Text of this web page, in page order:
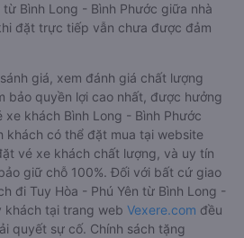
Bình Long - Bình Phước giữa nhà
đặt trực tiếp vẫn chưa được đảm
giá, xem đánh giá chất lượng
bảo quyền lợi cao nhất, được hưởng
xe khách Bình Long - Bình Phước
khách có thể đặt mua tại website
vé xe khách chất lượng, và uy tín
giữ chỗ 100%. Đối với bất cứ giao
đi Tuy Hòa - Phú Yên từ Bình Long -
khách tại trang web Vexere.com đều
quyết sự cố. Chính sách tặng